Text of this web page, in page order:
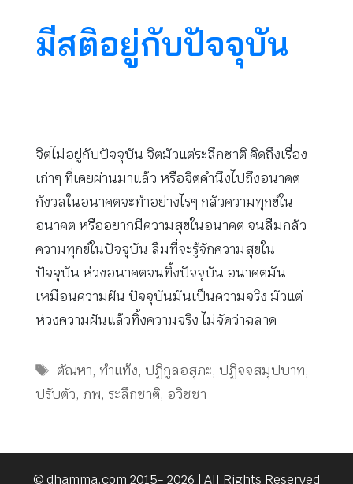
มีสติอยู่กับปัจจุบัน
จิตไม่อยู่กับปัจจุบัน จิตมัวแต่ระลึกชาติ คิดถึงเรื่อง
เก่าๆ ที่เคยผ่านมาแล้ว หรือจิตคำนึงไปถึงอนาคต
กังวลในอนาคตจะทำอย่างไรๆ กลัวความทุกข์ใน
อนาคต หรืออยากมีความสุขในอนาคต จนลืมกลัว
ความทุกข์ในปัจจุบัน ลืมที่จะรู้จักความสุขใน
ปัจจุบัน ห่วงอนาคตจนทิ้งปัจจุบัน อนาคตมัน
เหมือนความฝัน ปัจจุบันมันเป็นความจริง มัวแต่
ห่วงความฝันแล้วทิ้งความจริง ไม่จัดว่าฉลาด
Tags
ตัณหา, ทำแท้ง, ปฏิกูลอสุภะ, ปฏิจจสมุปบาท,
ปรับตัว, ภพ, ระลึกชาติ, อวิชชา
© dhamma.com 2015- 2026 | All Rights Reserved